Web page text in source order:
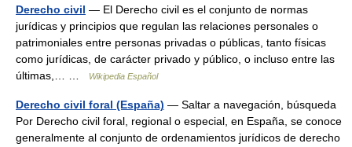
Derecho civil — El Derecho civil es el conjunto de normas
jurídicas y principios que regulan las relaciones personales o
patrimoniales entre personas privadas o públicas, tanto físicas
como jurídicas, de carácter privado y público, o incluso entre las
últimas,… …
Wikipedia Español
Derecho civil foral (España) — Saltar a navegación, búsqueda
Por Derecho civil foral, regional o especial, en España, se conoce
generalmente al conjunto de ordenamientos jurídicos de derecho